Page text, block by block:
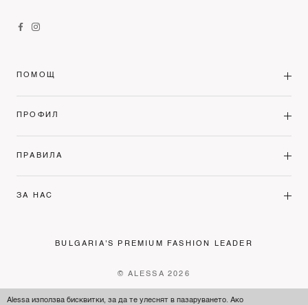
Alessa използва бисквитки, за да те улеснят в пазаруването. Ако
ПОМОЩ
ПРОФИЛ
ПРАВИЛА
ЗА НАС
BULGARIA'S PREMIUM FASHION LEADER
© ALESSA 2026